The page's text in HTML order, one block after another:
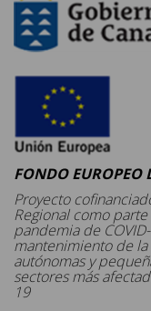
FONDO EUROPEO
Proyecto
Regional como
pandemia de
mantenimiento de
autónomas y
sectores más
19